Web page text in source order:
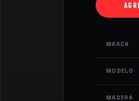
MARCA
MODELO
MADERA